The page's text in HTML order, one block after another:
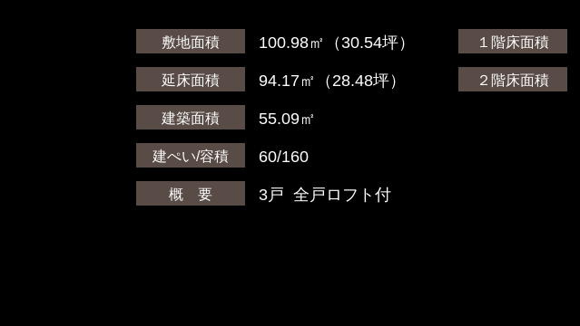
敷地面積 100.98㎡（30.54坪）
延床面積 94.17㎡（28.48坪）
建築面積 55.09㎡
建ぺい/容積 60/160
概 要 3戸 全戸ロフト付
１階床面積
２階床面積